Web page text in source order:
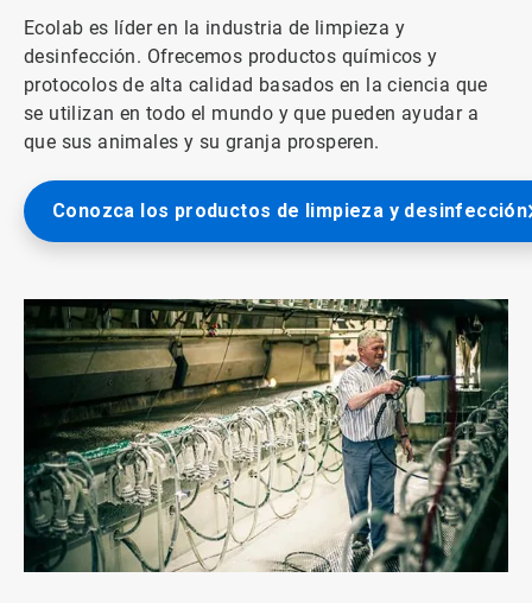
Ecolab es líder en la industria de limpieza y
desinfección. Ofrecemos productos químicos y
protocolos de alta calidad basados ​​en la ciencia que
se utilizan en todo el mundo y que pueden ayudar a
que sus animales y su granja prosperen.
Conozca los productos de limpieza y desinfección